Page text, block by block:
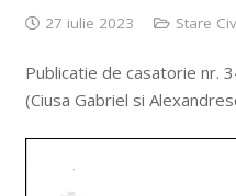
27 iulie 2023 Stare
Publicatie de casatorie nr.
(Ciusa Gabriel si